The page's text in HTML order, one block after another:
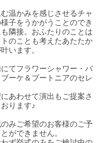
円ギフト
フェア一覧
温かみを感じさせるチャ
子をうかがうことのでき
隣接。おふたりのことは
のことも考えたあたたか
います。
てフラワーシャワー・バ
ーケ＆ブートニアのセレ
あわせて演出もご提案さ
ります♪
みご希望のお客様のご予
ができません。